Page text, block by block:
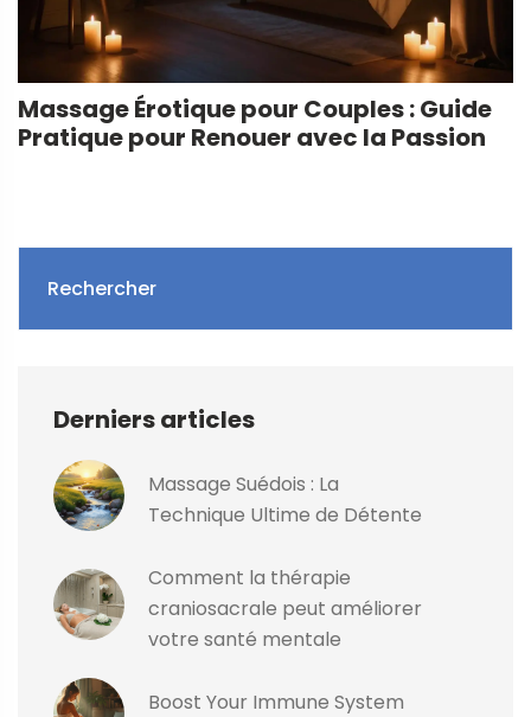
Massage Érotique pour Couples : Guide
Pratique pour Renouer avec la Passion
Rechercher
Derniers articles
Massage Suédois : La
Technique Ultime de Détente
Comment la thérapie
craniosacrale peut améliorer
votre santé mentale
Boost Your Immune System